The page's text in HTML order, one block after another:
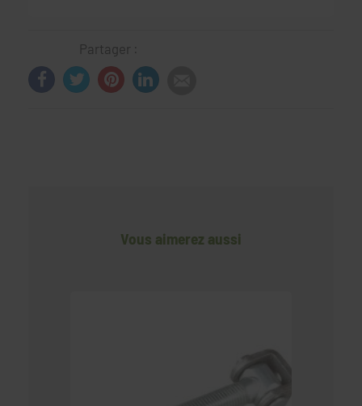
Partager :
Vous aimerez aussi